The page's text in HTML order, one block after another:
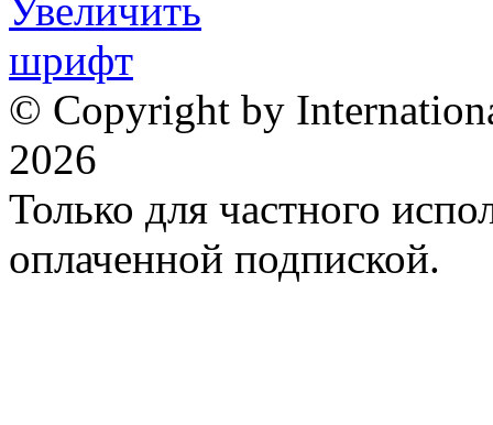
© Copyright by
2026
Только для частного
оплаченной подпиской.